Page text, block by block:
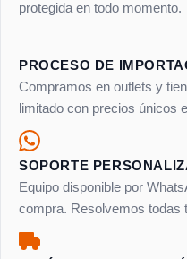
protegida en todo momento.
PROCESO DE
Compramos en outlets y
limitado con precios únicos
SOPORTE
Equipo disponible por
compra. Resolvemos todas